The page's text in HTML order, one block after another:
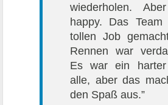
wiederholen.
happy. Das
tollen Job
Rennen war
Es war ein
alle, aber das
den Spaß aus.”